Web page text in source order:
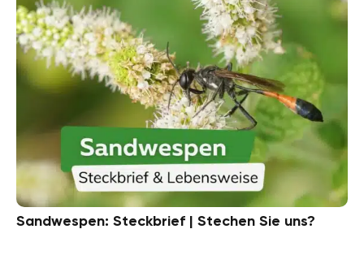
Sandwespen: Steckbrief | Stechen Sie uns?